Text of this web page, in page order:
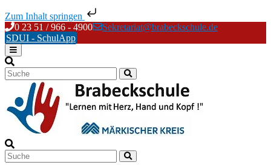
Zum Inhalt springen
Skip
to
content
0 23 51 / 966 - 4900
Sekretariat@brabeckschule.de
SDUI - SchulApp